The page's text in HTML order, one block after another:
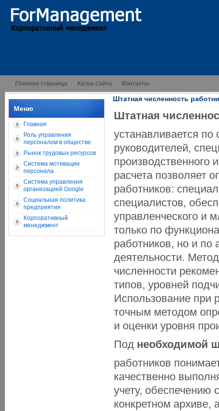
Главная страница Катра сайта Контакты
Меню
Главная
Роль управления
персоналом в обществе
Рынок трудовых ресурсов
Система мотивации
персонала
Система управления
организацией Google
Социальная политика
предприятия
Корпоративный
менеджмент
Штатная численность
Штатная
устанавливается
руководителей,
производственного
расчета позволяет
работников:
специалистов,
управленческого и
только по
работников, но и по
деятельности.
численности
типов, уровней
Использование при
точным методом
и оценки уровня
Под необходимой
работников
качественно
учету, обеспечению
конкретном архиве,